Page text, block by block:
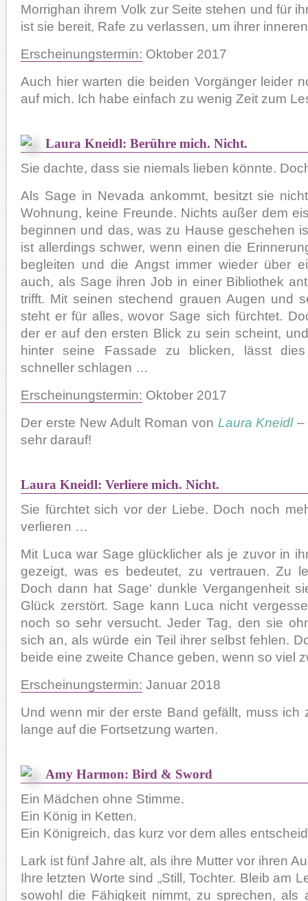
Morrighan ihrem Volk zur Seite stehen und für
ist sie bereit, Rafe zu verlassen, um ihrer
Erscheinungstermin: Oktober 2017
Auch hier warten die beiden Vorgänger leider
auf mich. Ich habe einfach zu wenig Zeit zum
Laura Kneidl: Berühre mich. Nicht.
Sie dachte, dass sie niemals lieben könnte.
Als Sage in Nevada ankommt, besitzt sie
Wohnung, keine Freunde. Nichts außer dem
beginnen und das, was zu Hause geschehen
ist allerdings schwer, wenn einen die
begleiten und die Angst immer wieder über
auch, als Sage ihren Job in einer Bibliothek
trifft. Mit seinen stechend grauen Augen und
steht er für alles, wovor Sage sich fürchtet.
der er auf den ersten Blick zu sein scheint,
hinter seine Fassade zu blicken, lässt
schneller schlagen …
Erscheinungstermin: Oktober 2017
Der erste New Adult Roman von Laura Kneidl–
sehr darauf!
Laura Kneidl: Verliere mich. Nicht.
Sie fürchtet sich vor der Liebe. Doch noch
verlieren …
Mit Luca war Sage glücklicher als je zuvor in
gezeigt, was es bedeutet, zu vertrauen. Zu
Doch dann hat Sage‘ dunkle Vergangenheit
Glück zerstört. Sage kann Luca nicht
noch so sehr versucht. Jeder Tag, den sie
sich an, als würde ein Teil ihrer selbst fehlen.
beide eine zweite Chance geben, wenn so viel
Erscheinungstermin: Januar 2018
Und wenn mir der erste Band gefällt, muss ich
lange auf die Fortsetzung warten.
Amy Harmon: Bird & Sword
Ein Mädchen ohne Stimme.
Ein König in Ketten.
Ein Königreich, das kurz vor dem alles
Lark ist fünf Jahre alt, als ihre Mutter vor ihren
Ihre letzten Worte sind „Still, Tochter. Bleib am
sowohl die Fähigkeit nimmt, zu sprechen, als